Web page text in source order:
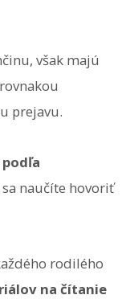
však majú
prejavu.
sa naučíte hovoriť
rodilého
na čítanie